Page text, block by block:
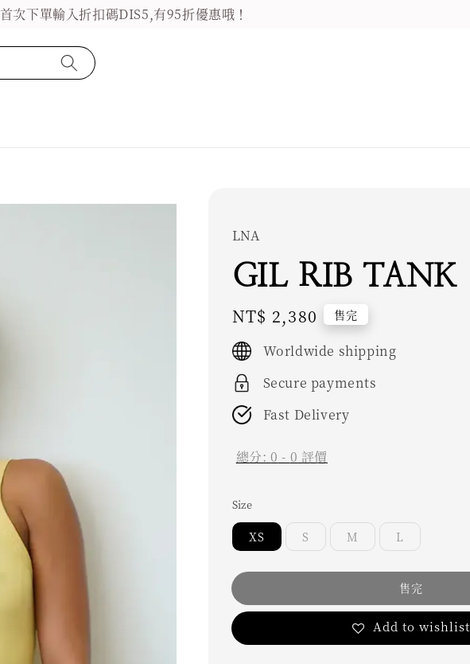
首次下單輸入折扣碼DIS5,有95折優惠哦！
LNA
GIL RIB TANK
Regular
price
NT$ 2,380 售完
Worldwide shipping
Secure payments
Fast Delivery
總分:0 - 0 評價
Size
XS S M L
售完
Add to wishlist